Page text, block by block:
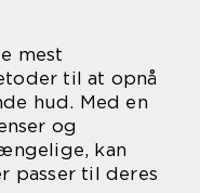
mest
til at opnå
hud. Med en
og
kan
passer til deres